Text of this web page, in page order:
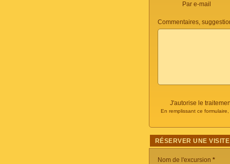
Par e-mail
Commentaires,
J'autorise le
En remplissant ce
RÉSERVER UNE
Nom de l'excursion *